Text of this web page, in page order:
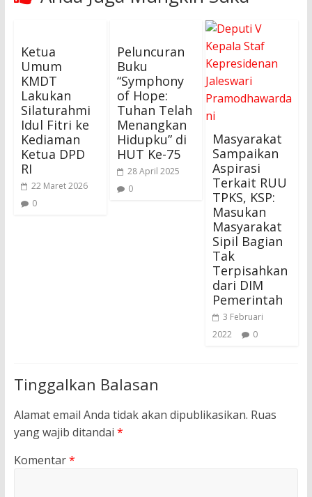
Ketua
Umum
KMDT
Lakukan
Silaturahmi
Idul Fitri ke
Kediaman
Ketua DPD
RI
22 Maret 2026
0
Peluncuran
Buku
“Symphony
of Hope:
Tuhan Telah
Menangkan
Hidupku” di
HUT Ke-75
28 April 2025
0
Masyarakat
Sampaikan
Aspirasi
Terkait RUU
TPKS, KSP:
Masukan
Masyarakat
Sipil Bagian
Tak
Terpisahkan
dari DIM
Pemerintah
3 Februari
2022
0
Tinggalkan Balasan
Alamat email Anda tidak akan dipublikasikan. Ruas
yang wajib ditandai *
Komentar*